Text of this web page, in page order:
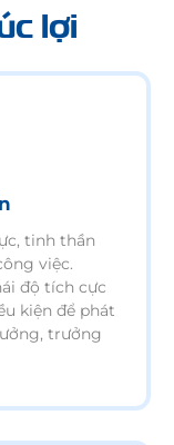
lợi
tinh thần
việc.
độ tích cực
kiện để phát
trưởng